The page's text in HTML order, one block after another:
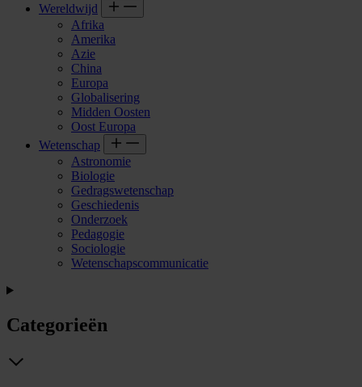
Wereldwijd
Afrika
Amerika
Azie
China
Europa
Globalisering
Midden Oosten
Oost Europa
Wetenschap
Astronomie
Biologie
Gedragswetenschap
Geschiedenis
Onderzoek
Pedagogie
Sociologie
Wetenschapscommunicatie
Categorieën